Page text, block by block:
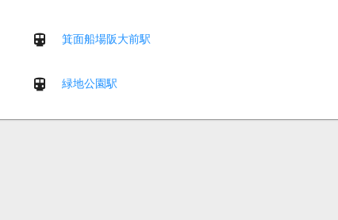
箕面船場阪大前駅
緑地公園駅